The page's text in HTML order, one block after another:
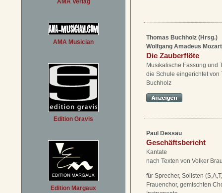
AMA Verlag
AMA Musician
Edition Gravis
Edition Margaux
Thomas Buchholz (Hrsg.)
Wolfgang Amadeus Mozart
Die Zauberflöte
Musikalische Fassung und
die Schule eingerichtet von
Buchholz
Paul Dessau
Geschäftsbericht
Kantate
nach Texten von Volker
für Sprecher, Solisten
Frauenchor, gemischten